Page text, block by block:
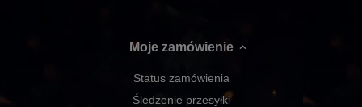
Moje zamówienie
Status zamówienia
Śledzenie przesyłki